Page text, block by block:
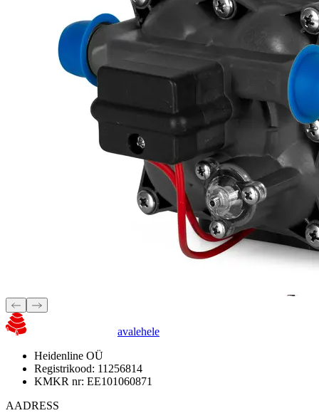
avalehele
Heidenline OÜ
Registrikood: 11256814
KMKR nr: EE101060871
AADRESS